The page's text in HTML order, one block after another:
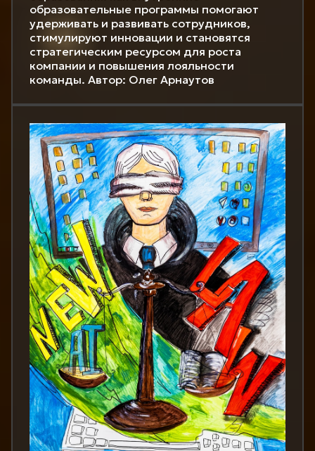
образовательные программы помогают
удерживать и развивать сотрудников,
стимулируют инновации и становятся
стратегическим ресурсом для роста
компании и повышения лояльности
команды. Автор: Олег Арнаутов